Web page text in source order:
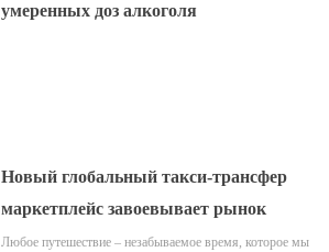
умеренных доз алкоголя
Новый глобальный такси-трансфер
маркетплейс завоевывает рынок
Любое путешествие – незабываемое время, которое мы